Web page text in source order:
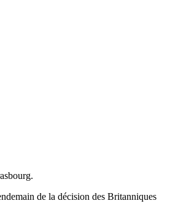
de la décision des Britanniques